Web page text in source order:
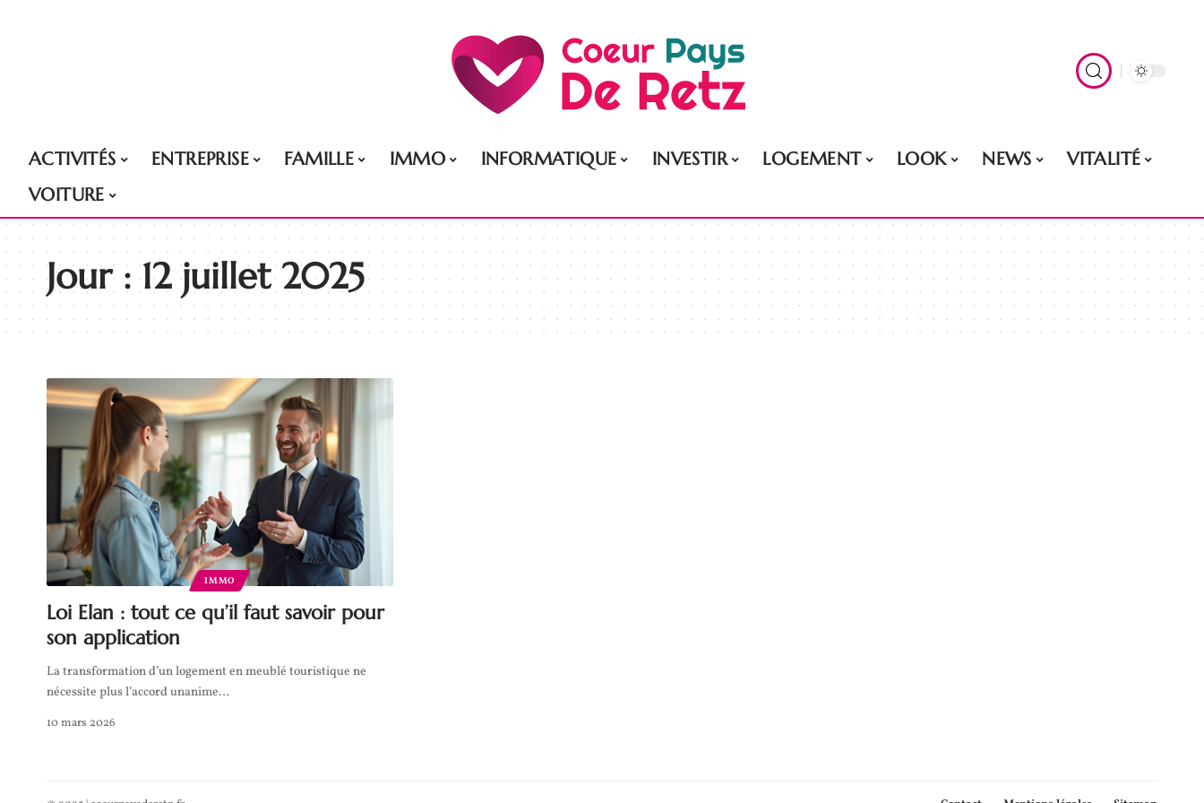
ACTIVITÉS ENTREPRISE FAMILLE IMMO INFORMATIQUE INVESTIR LOGEMENT LOOK NEWS
VITALITÉ
VOITURE
Jour :12 juillet 2025
IMMO
Loi Elan : tout ce qu’il faut savoir pour
son application
La transformation d’un logement en meublé touristique ne
nécessite plus l’accord unanime…
10 mars 2026